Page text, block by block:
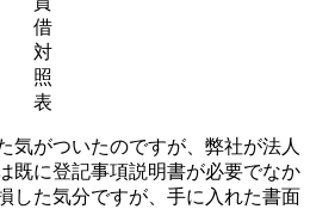
借
対
照
表
気がついたのですが、弊社が法人
した気分ですが、手に入れた書面